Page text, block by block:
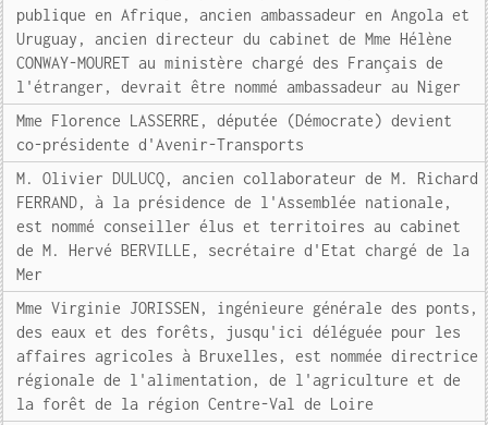
publique en Afrique, ancien ambassadeur en Angola et
Uruguay, ancien directeur du cabinet de Mme Hélène
CONWAY-MOURET au ministère chargé des Français de
l'étranger, devrait être nommé ambassadeur au Niger
Mme Florence LASSERRE, députée (Démocrate) devient
co-présidente d'Avenir-Transports
M. Olivier DULUCQ, ancien collaborateur de M. Richard
FERRAND, à la présidence de l'Assemblée nationale,
est nommé conseiller élus et territoires au cabinet
de M. Hervé BERVILLE, secrétaire d'Etat chargé de la
Mer
Mme Virginie JORISSEN, ingénieure générale des ponts,
des eaux et des forêts, jusqu'ici déléguée pour les
affaires agricoles à Bruxelles, est nommée directrice
régionale de l'alimentation, de l'agriculture et de
la forêt de la région Centre-Val de Loire